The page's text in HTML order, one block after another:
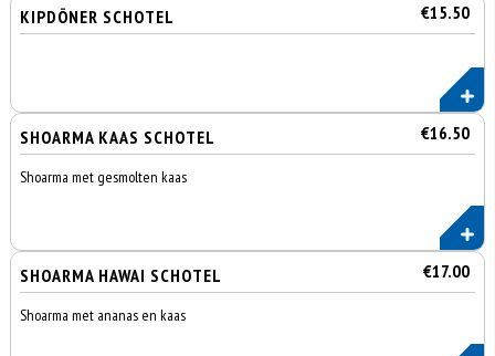
KIPDÖNER SCHOTEL €15.50
SHOARMA KAAS SCHOTEL €16.50
Shoarma met gesmolten kaas
SHOARMA HAWAI SCHOTEL €17.00
Shoarma met ananas en kaas